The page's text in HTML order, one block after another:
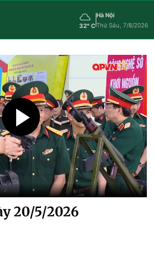
32° C
Hà Nội
Thứ Sáu, 7/8/2026
20/5/2026